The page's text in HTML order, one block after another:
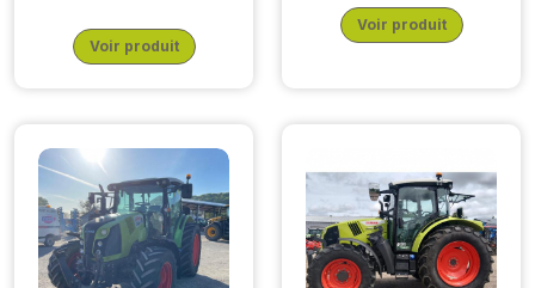
Voir produit
Voir produit